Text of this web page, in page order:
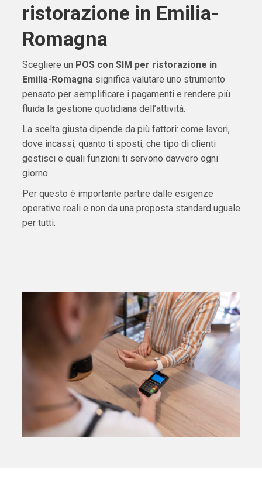
ristorazione in Emilia-
Romagna
Scegliere un POS con SIM per ristorazione in
Emilia-Romagnasignifica valutare uno strumento
pensato per semplificare i pagamenti e rendere più
fluida la gestione quotidiana dell’attività.
La scelta giusta dipende da più fattori: come lavori,
dove incassi, quanto ti sposti, che tipo di clienti
gestisci e quali funzioni ti servono davvero ogni
giorno.
Per questo è importante partire dalle esigenze
operative reali e non da una proposta standard uguale
per tutti.